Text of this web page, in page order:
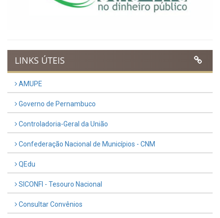
LINKS ÚTEIS
AMUPE
Governo de Pernambuco
Controladoria-Geral da União
Confederação Nacional de Municípios - CNM
QEdu
SICONFI - Tesouro Nacional
Consultar Convênios